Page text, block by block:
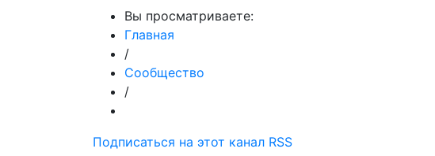
Вы просматриваете:
Главная
/
Сообщество
/
Подписаться на этот канал RSS